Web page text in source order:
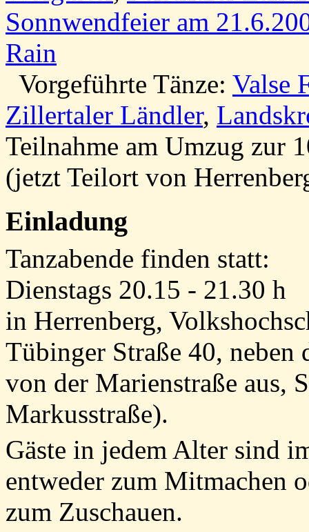
Sonnwendfeier am
Rain
Vorgeführte Tänze: Valse
Zillertaler Ländler,
Teilnahme am Umzug zur
(jetzt Teilort von
Einladung
Tanzabende finden statt:
Dienstags 20.15 - 21.30 h
in Herrenberg,
Tübinger Straße 40,
von der Marienstraße aus,
Markusstraße).
Gäste in jedem Alter sind
entweder zum Mitmachen
zum Zuschauen.